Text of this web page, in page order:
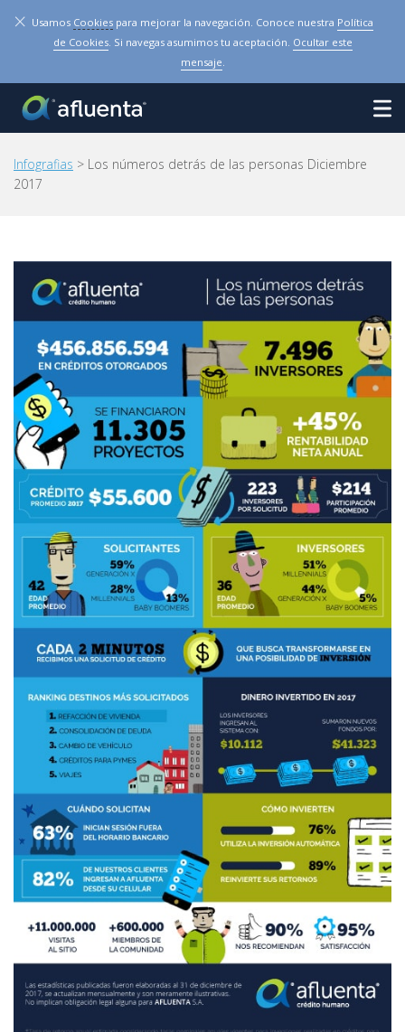
× Usamos Cookies para mejorar la navegación. Conoce nuestra Política
de Cookies. Si navegas asumimos tu aceptación. Ocultar este
mensaje.
Infografias > Los números detrás de las personas Diciembre
2017